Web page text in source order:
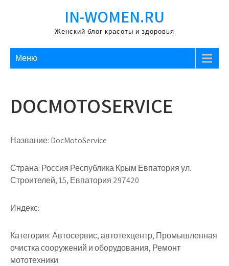
IN-WOMEN.RU
Женский блог красоты и здоровья
Меню
DOCMOTOSERVICE
Название: DocMotoService
Страна: Россия Республика Крым Евпатория ул.
Строителей, 15, Евпатория 297420
Индекс:
Категория:Автосервис, автотехцентр, Промышленная
очистка сооружений и оборудования, Ремонт
мототехники